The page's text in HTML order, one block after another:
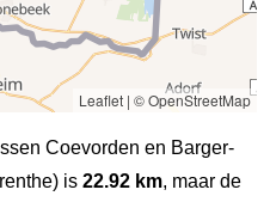
Leaflet| © OpenStreetMap
Coevorden en Barger-
is 22.92 km, maar de